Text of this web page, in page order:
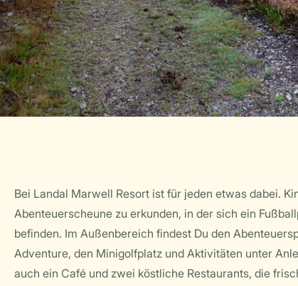
Bei Landal Marwell Resort ist für jeden etwas dabei.
Abenteuerscheune zu erkunden, in der sich ein
befinden. Im Außenbereich findest Du den
Adventure, den Minigolfplatz und Aktivitäten unter
auch ein Café und zwei köstliche Restaurants, die